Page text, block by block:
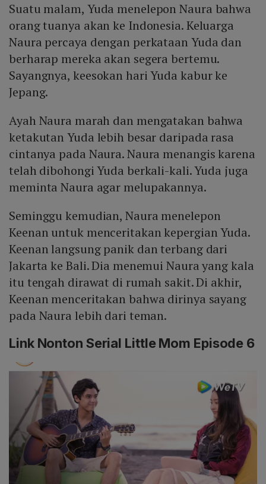
Suatu malam, Yuda menelepon Naura bahwa
orang tuanya akan ke Indonesia. Keluarga
Naura percaya dengan perkataan Yuda dan
berharap mereka akan segera bertemu.
Sayangnya, keesokan hari Yuda kabur ke
Jepang.
Ayah Naura marah dan mengatakan bahwa
ketakutan Yuda lebih besar daripada rasa
cintanya pada Naura. Naura menangis karena
telah dibohongi Yuda berkali-kali. Yuda juga
meminta Naura agar melupakannya.
Seminggu kemudian, Naura menelepon
Keenan untuk menceritakan kepergian Yuda.
Keenan langsung panik dan terbang dari
Jakarta ke Bali. Dia menemui Naura yang kala
itu tengah dirawat di rumah sakit. Di akhir,
Keenan menceritakan bahwa dirinya sayang
pada Naura lebih dari teman.
Link Nonton Serial Little Mom Episode 6